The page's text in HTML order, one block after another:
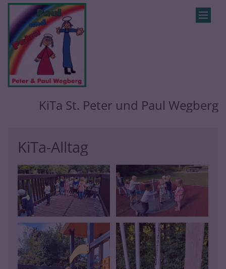
Zum Inhalt springen
KiTa St. Peter und Paul Wegberg
KiTa-Alltag